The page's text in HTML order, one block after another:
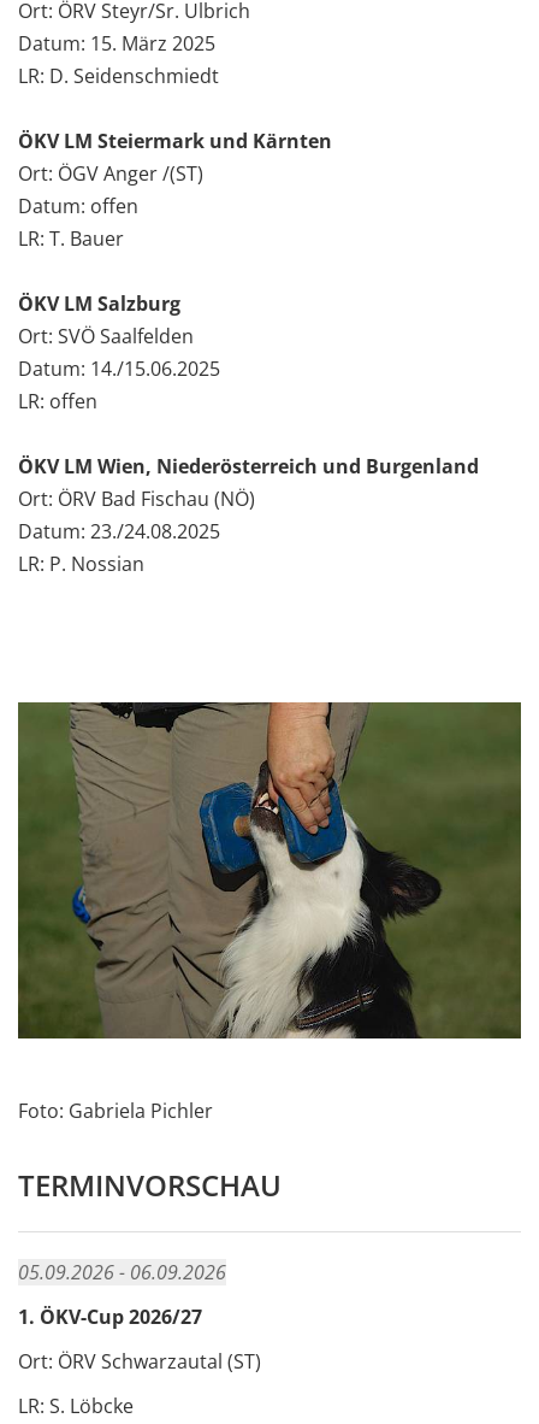
Ort: ÖRV Steyr/Sr. Ulbrich
Datum: 15. März 2025
LR: D. Seidenschmiedt
ÖKV LM Steiermark und Kärnten
Ort: ÖGV Anger /(ST)
Datum: offen
LR: T. Bauer
ÖKV LM Salzburg
Ort: SVÖ Saalfelden
Datum: 14./15.06.2025
LR: offen
ÖKV LM Wien, Niederösterreich und Burgenland
Ort: ÖRV Bad Fischau (NÖ)
Datum: 23./24.08.2025
LR: P. Nossian
Foto: Gabriela Pichler
TERMINVORSCHAU
05.09.2026 - 06.09.2026
1. ÖKV-Cup 2026/27
Ort: ÖRV Schwarzautal (ST)
LR: S. Löbcke